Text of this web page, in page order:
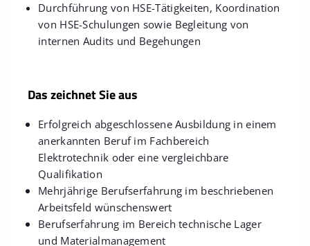
Durchführung von HSE-Tätigkeiten, Koordination
von HSE-Schulungen sowie Begleitung von
internen Audits und Begehungen
Das zeichnet Sie aus
Erfolgreich abgeschlossene Ausbildung in einem
anerkannten Beruf im Fachbereich
Elektrotechnik oder eine vergleichbare
Qualifikation
Mehrjährige Berufserfahrung im beschriebenen
Arbeitsfeld wünschenswert
Berufserfahrung im Bereich technische Lager
und Materialmanagement